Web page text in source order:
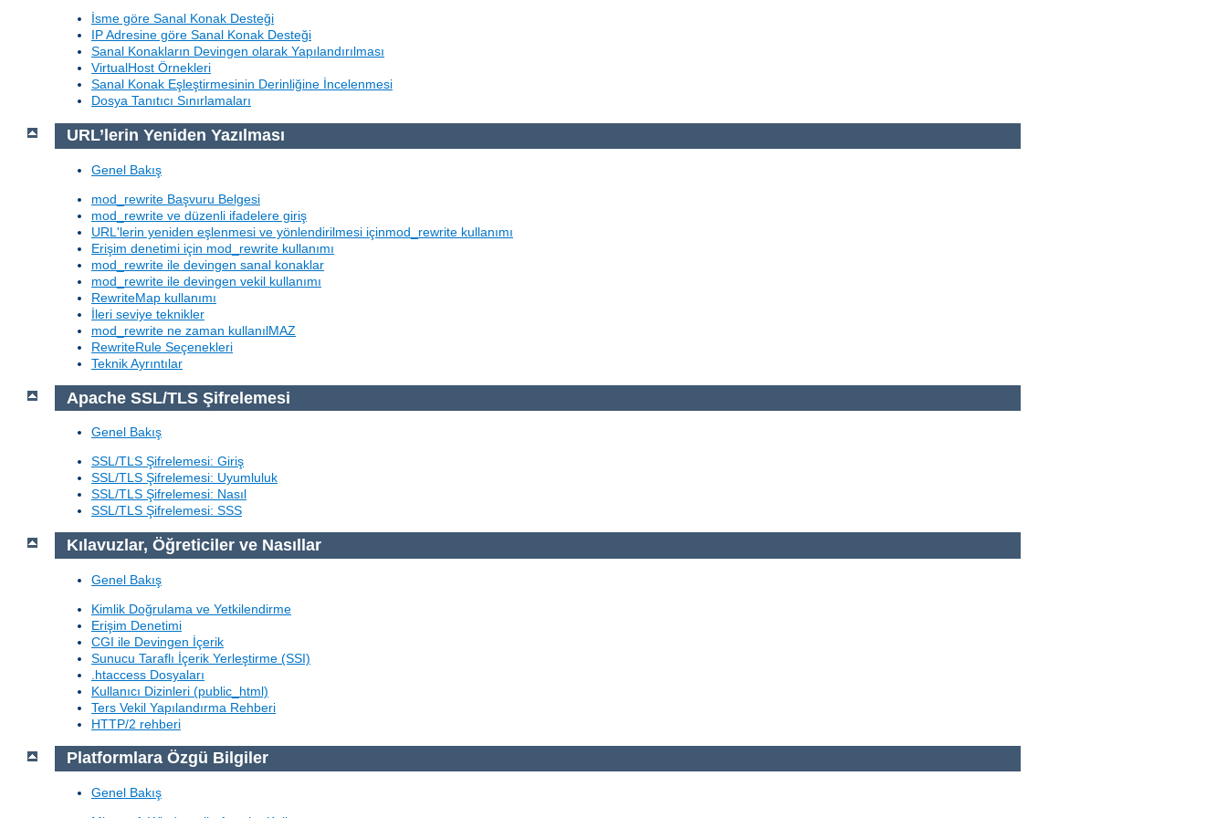
İsme göre Sanal Konak Desteği
IP Adresine göre Sanal Konak Desteği
Sanal Konakların Devingen olarak Yapılandırılması
VirtualHost Örnekleri
Sanal Konak Eşleştirmesinin Derinliğine İncelenmesi
Dosya Tanıtıcı Sınırlamaları
URL’lerin Yeniden Yazılması
Genel Bakış
mod_rewrite Başvuru Belgesi
mod_rewrite ve düzenli ifadelere giriş
URL'lerin yeniden eşlenmesi ve yönlendirilmesi içinmod_rewrite kullanımı
Erişim denetimi için mod_rewrite kullanımı
mod_rewrite ile devingen sanal konaklar
mod_rewrite ile devingen vekil kullanımı
RewriteMap kullanımı
İleri seviye teknikler
mod_rewrite ne zaman kullanılMAZ
RewriteRule Seçenekleri
Teknik Ayrıntılar
Apache SSL/TLS Şifrelemesi
Genel Bakış
SSL/TLS Şifrelemesi: Giriş
SSL/TLS Şifrelemesi: Uyumluluk
SSL/TLS Şifrelemesi: Nasıl
SSL/TLS Şifrelemesi: SSS
Kılavuzlar, Öğreticiler ve Nasıllar
Genel Bakış
Kimlik Doğrulama ve Yetkilendirme
Erişim Denetimi
CGI ile Devingen İçerik
Sunucu Taraflı İçerik Yerleştirme (SSI)
.htaccess Dosyaları
Kullanıcı Dizinleri (public_html)
Ters Vekil Yapılandırma Rehberi
HTTP/2 rehberi
Platformlara Özgü Bilgiler
Genel Bakış